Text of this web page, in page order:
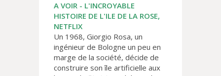
A VOIR - L'INCROYABLE
HISTOIRE DE L'ILE DE LA ROSE,
NETFLIX
Un 1968, Giorgio Rosa, un
ingénieur de Bologne un peu en
marge de la société, décide de
construire son île artificielle aux